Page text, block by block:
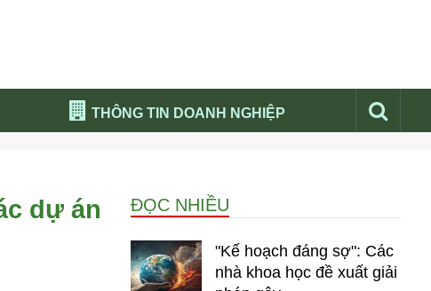
THÔNG TIN DOANH NGHIỆP
Nổi bật báo nga
Thư viện media
Phân tích thị trường Nga 2026
dự án
ĐỌC NHIỀU
"Kế hoạch đáng sợ": Các
nhà khoa học đề xuất giải